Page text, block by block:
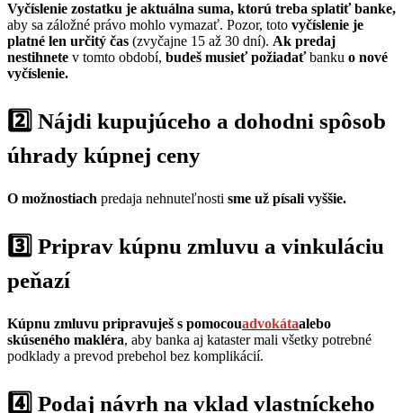
Vyčíslenie zostatku je aktuálna suma, ktorú treba splatiť banke,
aby sa záložné právo mohlo vymazať. Pozor, toto vyčíslenie je
platné len určitý čas (zvyčajne 15 až 30 dní). Ak predaj
nestihnete v tomto období, budeš musieť požiadaťbanku o nové
vyčíslenie.
2️⃣ Nájdi kupujúceho a dohodni spôsob
úhrady kúpnej ceny
O možnostiach predaja nehnuteľnosti sme už písali vyššie.
3️⃣ Priprav kúpnu zmluvu a vinkuláciu
peňazí
Kúpnu zmluvu pripravuješ s pomocouadvokátaalebo
skúseného makléra, aby banka aj kataster mali všetky potrebné
podklady a prevod prebehol bez komplikácií.
4️⃣ Podaj návrh na vklad vlastníckeho